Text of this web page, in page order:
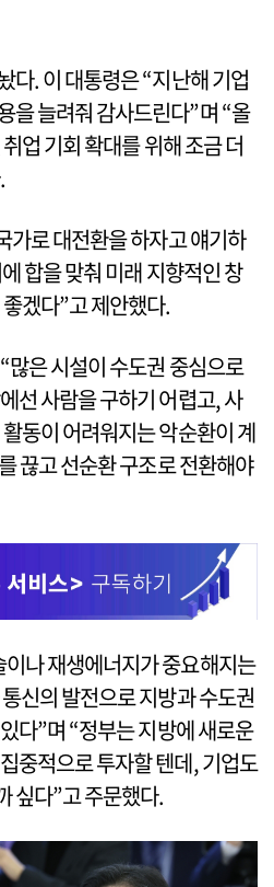
다. 이 대통령은 “지난해 기업
을 늘려줘 감사드린다”며 “올
업 기회 확대를 위해 조금 더
가로 대전환을 하자고 얘기하
합을 맞춰 미래 지향적인 창
겠다”고 제안했다.
많은 시설이 수도권 중심으로
선 사람을 구하기 어렵고, 사
동이 어려워지는 악순환이 계
끊고 선순환 구조로 전환해야
나 재생에너지가 중요해지는
신의 발전으로 지방과 수도권
다”며 “정부는 지방에 새로운
중적으로 투자할 텐데, 기업도
싶다”고 주문했다.